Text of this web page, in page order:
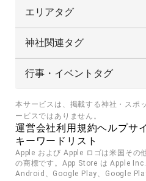
エリアタグ
神社関連タグ
行事・イベントタグ
本サービスは、掲載する神社・スポ
ービスではありません。
運営会社利用規約ヘルプサ
キーワードリスト
Apple および Apple ロゴは米国その
の商標です。App Store は Apple
Android、Google Play、Google